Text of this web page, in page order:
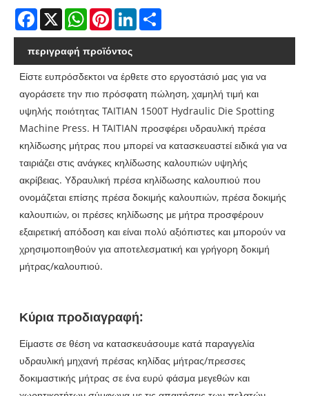
Facebook
X WhatsAppPinterestLinkedIn
περιγραφή προϊόντος
Είστε ευπρόσδεκτοι να έρθετε στο εργοστάσιό μας για να
αγοράσετε την πιο πρόσφατη πώληση, χαμηλή τιμή και
υψηλής ποιότητας TAITIAN 1500T Hydraulic Die Spotting
Machine Press. Η TAITIAN προσφέρει υδραυλική πρέσα
κηλίδωσης μήτρας που μπορεί να κατασκευαστεί ειδικά για να
ταιριάζει στις ανάγκες κηλίδωσης καλουπιών υψηλής
ακρίβειας. Υδραυλική πρέσα κηλίδωσης καλουπιού που
ονομάζεται επίσης πρέσα δοκιμής καλουπιών, πρέσα δοκιμής
καλουπιών, οι πρέσες κηλίδωσης με μήτρα προσφέρουν
εξαιρετική απόδοση και είναι πολύ αξιόπιστες και μπορούν να
χρησιμοποιηθούν για αποτελεσματική και γρήγορη δοκιμή
μήτρας/καλουπιού.
Κύρια προδιαγραφή:
Είμαστε σε θέση να κατασκευάσουμε κατά παραγγελία
υδραυλική μηχανή πρέσας κηλίδας μήτρας/πρεσσες
δοκιμαστικής μήτρας σε ένα ευρύ φάσμα μεγεθών και